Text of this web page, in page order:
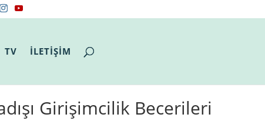
TV İLETİŞİM
Girişimcilik Becerileri